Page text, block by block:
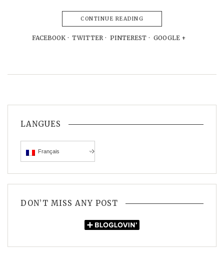
CONTINUE READING
FACEBOOK TWITTER PINTEREST GOOGLE +
LANGUES
Français
DON’T MISS ANY POST